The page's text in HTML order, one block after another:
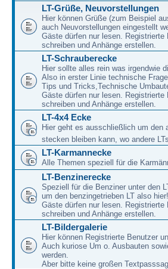
LT-Grüße, Neuvorstellungen
Hier können Grüße (zum Beispiel
auch Neuvorstellungen eingestellt
Gäste dürfen nur lesen. Registrierte
schreiben und Anhänge erstellen.
LT-Schrauberecke
Hier sollte alles rein was irgendwie
Also in erster Linie technische
Tips und Tricks,Technische
Gäste dürfen nur lesen. Registrierte
schreiben und Anhänge erstellen.
LT-4x4 Ecke
Hier geht es ausschließlich um den
stecken bleiben kann, wo andere
LT-Karmannecke
Alle Themen speziell für die
LT-Benzinerecke
Speziell für die Benziner unter den
um den benzingetrieben LT also hier!
Gäste dürfen nur lesen. Registrierte
schreiben und Anhänge erstellen.
LT-Bildergalerie
Hier können Registrierte Benutzer
Auch kuriose Um o. Ausbauten
werden.
Aber bitte keine großen